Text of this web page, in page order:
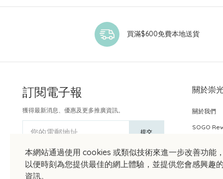
本網站通過使用 cookies 或類似技術來進一步改善功能
以便時刻為您提供最佳的網上體驗，並提供您會感興趣
資訊。
買滿$600免費本地送貨
訂閱電子報
獲得最新消息、優惠及更多推廣資訊。
您的電郵地址 提交
關於崇
關於我們
SOGO